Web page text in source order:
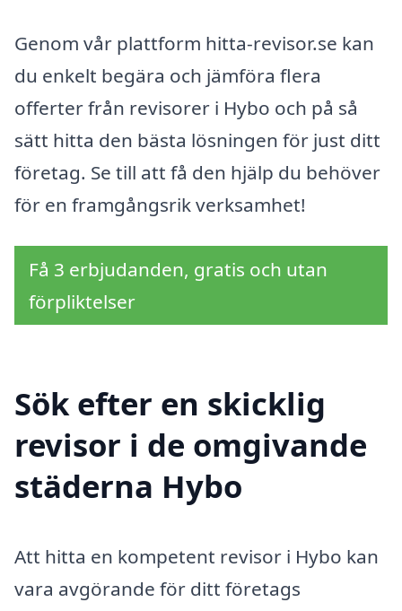
Genom vår plattform hitta-revisor.se kan
du enkelt begära och jämföra flera
offerter från revisorer i Hybo och på så
sätt hitta den bästa lösningen för just ditt
företag. Se till att få den hjälp du behöver
för en framgångsrik verksamhet!
Få 3 erbjudanden, gratis och utan
förpliktelser
Sök efter en skicklig
revisor i de omgivande
städerna Hybo
Att hitta en kompetent revisor i Hybo kan
vara avgörande för ditt företags